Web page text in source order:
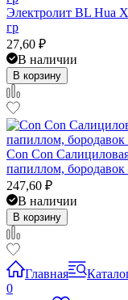
Электролит BL Hua
гр
27,60 ₽
В наличии
В корзину
Con Con
папиллом,
247,60 ₽
В наличии
В корзину
Главная
0